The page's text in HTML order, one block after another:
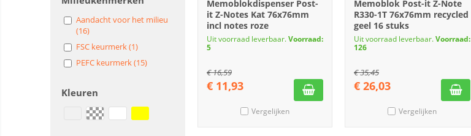
Aandacht voor het milieu
(16)
FSC keurmerk (1)
PEFC keurmerk (15)
Kleuren
Memoblokdispenser Post-
it Z-Notes Kat 76x76mm
incl notes roze
Uit voorraad leverbaar.Voorraad:
5
€16,59
€ 11,93
Vergelijken
Memoblok Post-it Z-Note
R330-1T 76x76mm recycled
geel 16 stuks
Uit voorraad leverbaar.Voorraad:
126
€35,45
€ 26,03
Vergelijken